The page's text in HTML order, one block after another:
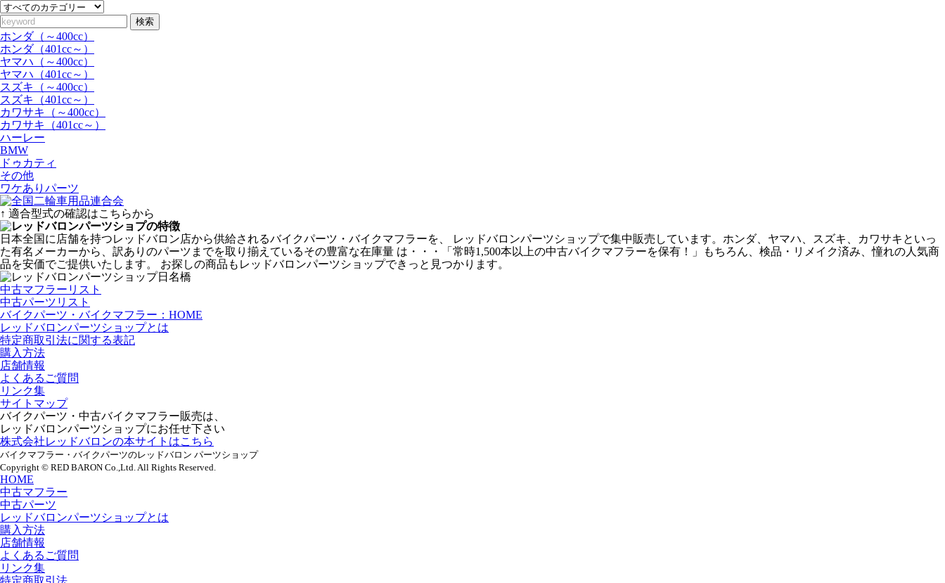
検索
ホンダ（～400cc）
ホンダ（401cc～）
ヤマハ（～400cc）
ヤマハ（401cc～）
スズキ（～400cc）
スズキ（401cc～）
カワサキ（～400cc）
カワサキ（401cc～）
ハーレー
BMW
ドゥカティ
その他
ワケありパーツ
↑ 適合型式の確認はこちらから
日本全国に店舗を持つレッドバロン店から供給されるバイクパーツ・バイクマフラーを、 レッドバロンパーツショップで集中販売しています。ホンダ、ヤマハ、スズキ、カワサキといっ
た有名メーカーから、訳ありのパーツまでを取り揃えているその豊富な在庫量 は・・・「常時1,500本以上の中古バイクマフラーを保有！」もちろん、検品・リメイク済み、憧れの人気商
品を安価でご提供いたします。 お探しの商品もレッドバロンパーツショップできっと見つかります。
中古マフラーリスト
中古パーツリスト
バイクパーツ・バイクマフラー：HOME
レッドバロンパーツショップとは
特定商取引法に関する表記
購入方法
店舗情報
よくあるご質問
リンク集
サイトマップ
バイクパーツ・中古バイクマフラー販売は、
レッドバロンパーツショップにお任せ下さい
株式会社レッドバロンの本サイトはこちら
バイクマフラー・バイクパーツのレッドバロン パーツショップ
Copyright © RED BARON Co.,Ltd. All Rights Reserved.
HOME
中古マフラー
中古パーツ
レッドバロンパーツショップとは
購入方法
店舗情報
よくあるご質問
リンク集
特定商取引法